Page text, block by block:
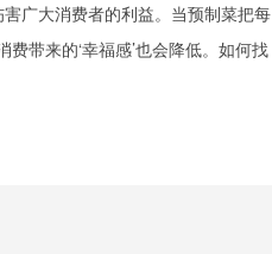
广大消费者的利益。当预制菜把每
带来的‘幸福感’也会降低。如何找